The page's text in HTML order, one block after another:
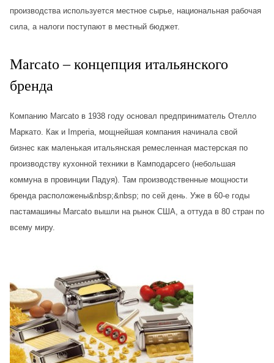
производства используется местное сырье, национальная рабочая
сила, а налоги поступают в местный бюджет.
Marcato – концепция итальянского
бренда
Компанию Marcato в 1938 году основал предприниматель Отелло
Маркато. Как и Imperia, мощнейшая компания начинала свой
бизнес как маленькая итальянская ремесленная мастерская по
производству кухонной техники в Камподарсего (небольшая
коммуна в провинции Падуя). Там производственные мощности
бренда расположены&nbsp;&nbsp; по сей день. Уже в 60-е годы
пастамашины Marcato вышли на рынок США, а оттуда в 80 стран по
всему миру.